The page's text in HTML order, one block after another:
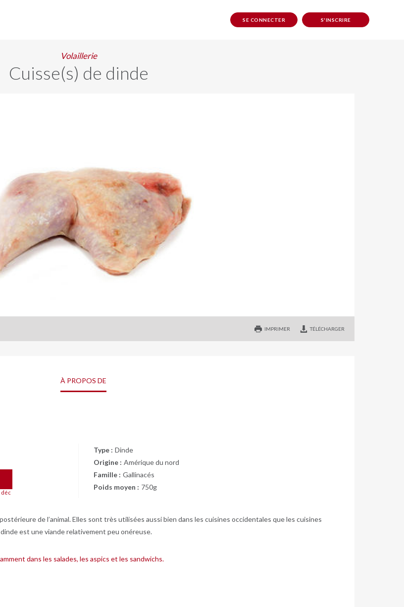
SE CONNECTER S'INSCRIRE
Volaillerie
Cuisse(s) de dinde
IMPRIMER TÉLÉCHARGER
À PROPOS DE
déc
Type : Dinde
Origine : Amérique du nord
Famille : Gallinacés
Poids moyen : 750g
de l’animal. Elles sont très utilisées aussi bien dans les cuisines occidentales que les cuisines
est une viande relativement peu onéreuse.
dans les salades, les aspics et les sandwichs.